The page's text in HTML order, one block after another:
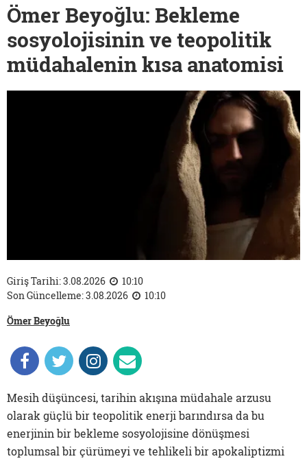
Ömer Beyoğlu: Bekleme
sosyolojisinin ve teopolitik
müdahalenin kısa anatomisi
Giriş Tarihi: 3.08.2026
10:10
Son Güncelleme: 3.08.2026
10:10
Ömer Beyoğlu
Mesih düşüncesi, tarihin akışına müdahale arzusu
olarak güçlü bir teopolitik enerji barındırsa da bu
enerjinin bir bekleme sosyolojisine dönüşmesi
toplumsal bir çürümeyi ve tehlikeli bir apokaliptizmi